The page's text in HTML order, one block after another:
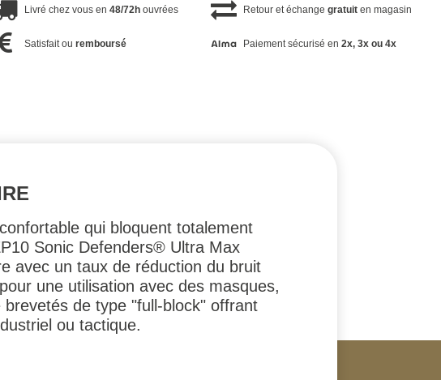
Livré chez vous en48/72h ouvrées Retour et échange gratuiten magasin
Satisfait ouremboursé Paiement sécurisé en 2x, 3x ou 4x
qui bloquent totalement
Sonic Defenders® Ultra Max
avec un taux de réduction du bruit
une utilisation avec des masques,
de type "full-block" offrant
ou tactique.